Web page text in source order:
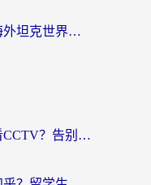
海外玩坦克世界总卡顿？海外坦克世界加速器有哪些？实测好用的选择在这里
海外党亲测：在海外如何看CCTV？告别“仅限大陆播放”的实用指南